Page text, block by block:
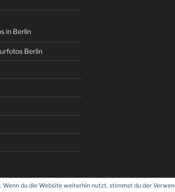
in Berlin
Berlin
du die Website weiterhin nutzt, stimmst du der